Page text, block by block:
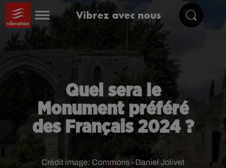
Vibrez avec nous
Quel sera le
Monument préféré
des Français 2024 ?
Crédit image: Commons - Daniel Jolivet